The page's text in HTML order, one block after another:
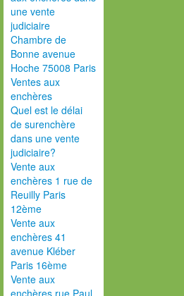
une vente
judiciaire
Chambre de
Bonne avenue
Hoche 75008 Paris
Ventes aux
enchères
Quel est le délai
de surenchère
dans une vente
judiciaire?
Vente aux
enchères 1 rue de
Reuilly Paris
12ème
Vente aux
enchères 41
avenue Kléber
Paris 16ème
Vente aux
enchères rue Paul